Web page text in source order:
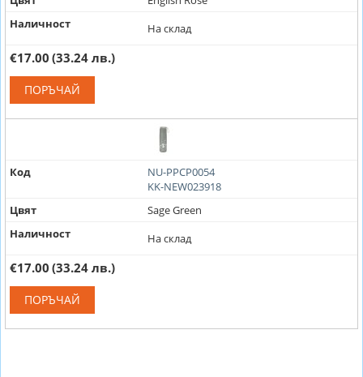
Наличност
На склад
€17.00 (33.24 лв.)
ПОРЪЧАЙ
Код
NU-PPCP0054
KK-NEW023918
Цвят
Sage Green
Наличност
На склад
€17.00 (33.24 лв.)
ПОРЪЧАЙ